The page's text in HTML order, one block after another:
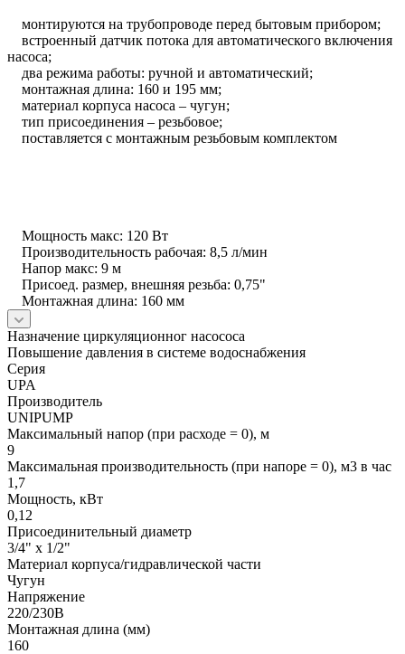
монтируются на трубопроводе перед бытовым прибором;
встроенный датчик потока для автоматического включения
насоса;
два режима работы: ручной и автоматический;
монтажная длина: 160 и 195 мм;
материал корпуса насоса – чугун;
тип присоединения – резьбовое;
поставляется с монтажным резьбовым комплектом
Мощность макс: 120 Вт
Производительность рабочая: 8,5 л/мин
Напор макс: 9 м
Присоед. размер, внешняя резьба: 0,75"
Монтажная длина: 160 мм
Назначение циркуляционног насососа
Повышение давления в системе водоснабжения
Серия
UPA
Производитель
UNIPUMP
Максимальный напор (при расходе = 0), м
9
Максимальная производительность (при напоре = 0), м3 в час
1,7
Мощность, кВт
0,12
Присоединительный диаметр
3/4" x 1/2"
Материал корпуса/гидравлической части
Чугун
Напряжение
220/230В
Монтажная длина (мм)
160